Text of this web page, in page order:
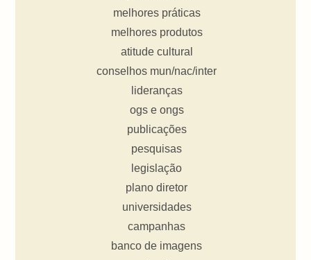
melhores práticas
melhores produtos
atitude cultural
conselhos mun/nac/inter
lideranças
ogs e ongs
publicações
pesquisas
legislação
plano diretor
universidades
campanhas
banco de imagens